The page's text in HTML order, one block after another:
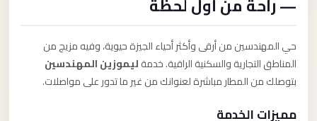
حي المهندسين من أرقى وأكثر أحياء الجيزة حيوية، وفيه مزيج من
المناطق التجارية والسكنية الراقية. خدمةليموزين المهندسين
بتوصلك من المطار مباشرة لعنوانك من غير ما تدور على مواصلات.
مميزات الخدمة